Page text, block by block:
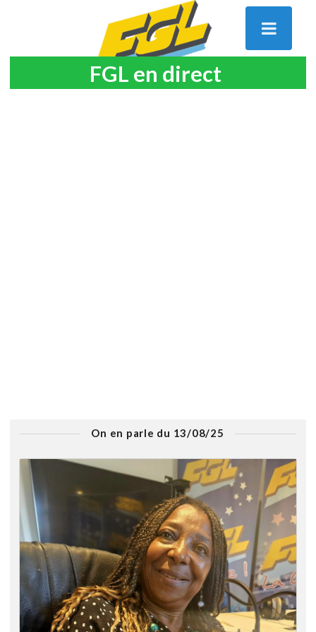
FGL en direct
On en parle du 13/08/25